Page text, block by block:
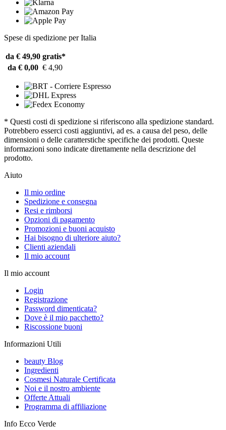
Spese di spedizione per Italia
da € 49,90 gratis*
da € 0,00 € 4,90
* Questi costi di spedizione si riferiscono alla spedizione standard.
Potrebbero esserci costi aggiuntivi, ad es. a causa del peso, delle
dimensioni o delle caratterstiche specifiche dei prodotti. Queste
informazioni sono indicate direttamente nella descrizione del
prodotto.
Aiuto
Il mio ordine
Spedizione e consegna
Resi e rimborsi
Opzioni di pagamento
Promozioni e buoni acquisto
Hai bisogno di ulteriore aiuto?
Clienti aziendali
Il mio account
Il mio account
Login
Registrazione
Password dimenticata?
Dove è il mio pacchetto?
Riscossione buoni
Informazioni Utili
beauty Blog
Ingredienti
Cosmesi Naturale Certificata
Noi e il nostro ambiente
Offerte Attuali
Programma di affiliazione
Info Ecco Verde